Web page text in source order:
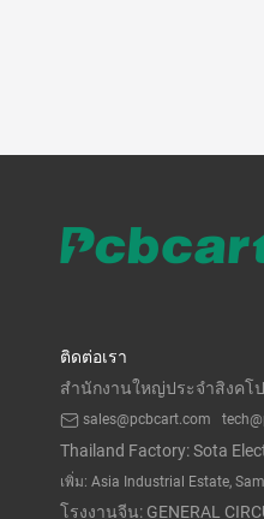
ติดต่อเรา
สำนักงานใหญ่ประจำสิงคโปร์
sales@pcbcart.com
Thailand Factory: Sota
เพิ่ม: Asia Industrial Estate,
โรงงานจีน: GENERAL